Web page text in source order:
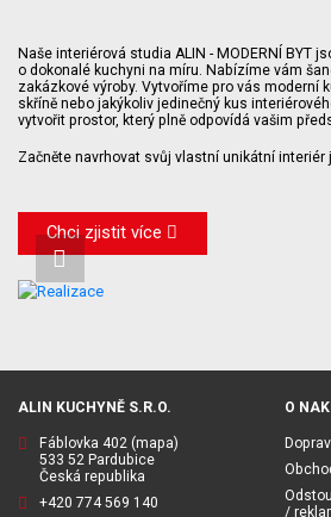
Naše interiérová studia ALIN - MODERNÍ BYT
o dokonalé kuchyni na míru. Nabízíme vám
zakázkové výroby. Vytvoříme pro vás moderní
skříně nebo jakýkoliv jedinečný kus
vytvořit prostor, který plně odpovídá vašim
Začněte navrhovat svůj vlastní unikátní interiér
Chci zjistit více
ALIN KUCHYNĚ S.R.O.
Fáblovka 402 (mapa)
533 52 Pardubice
Česká republika
+420 774 569 140
O
/